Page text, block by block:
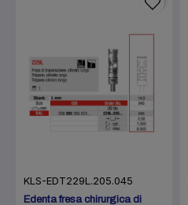
KLS-EDT229L.205.045
Edenta fresa chirurgica di